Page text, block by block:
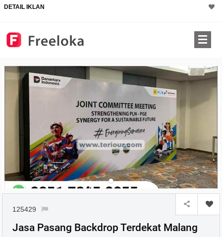
DETAIL IKLAN
125429
Jasa Pasang Backdrop Terdekat Malang